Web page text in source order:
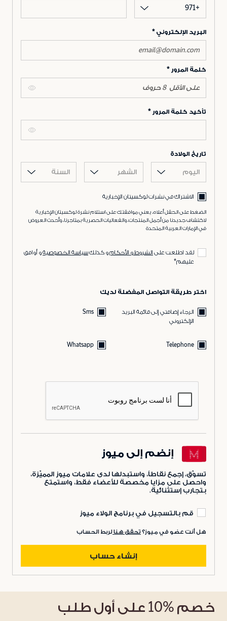
+971
البريد الإلكتروني
كلمة المرور
تأكيد كلمة المرور
تاريخ الولادة
اليوم الشهر السنة
الاشتراك في نشرات لوكسيتان الإخبارية
الضغط على الحقل أعلاه، يعني موافقتك على استلام نشرة لوكسيتان الإخبارية
لاكتشاف جديدنا من أجمل المنتجات، والفعاليات الحصرية بمتاجرنا، وأحدث العروض
في الإمارات العربية المتحدة
لقد اطلعت على الشروط و الأحكامو كذلكسياسة الخصوصيةو أوافق
عليهم*
اختر طريقة التواصل المفضلة لديك
الرجاء إضافتي إلى قائمة البريد
الإلكتروني
Sms
Telephone
Whatsapp
إنضم إلى ميوز
تسوّق، إجمع نقاطاً، واستبدلها لدى علامات ميوز المميّزة،
واحصل على مزايا مخصصة للأعضاء فقط، واستمتع
بتجارب إستثنائية.
قم بالتسجيل في برنامج الولاء ميوز
هل أنت عضو في ميوز؟ تحقق هنا لربط الحساب
إنشاء حساب
خصم %10 على أول طلب